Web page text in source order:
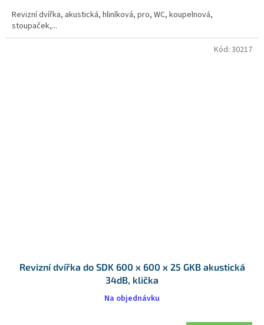
Revizní dvířka, akustická, hliníková, pro, WC, koupelnová,
stoupaček,...
Revizní dvířka do SDK 600 x 600 x 25 GKB akustická
34dB, klička
Na objednávku
Kód: 30217